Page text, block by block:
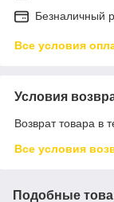
Безналичный
Все условия
Условия
Возврат товара в
Все условия
Подобные